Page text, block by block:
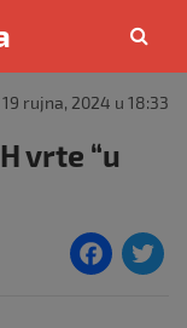
19 rujna, 2024 u 18:33
vrte “u
F